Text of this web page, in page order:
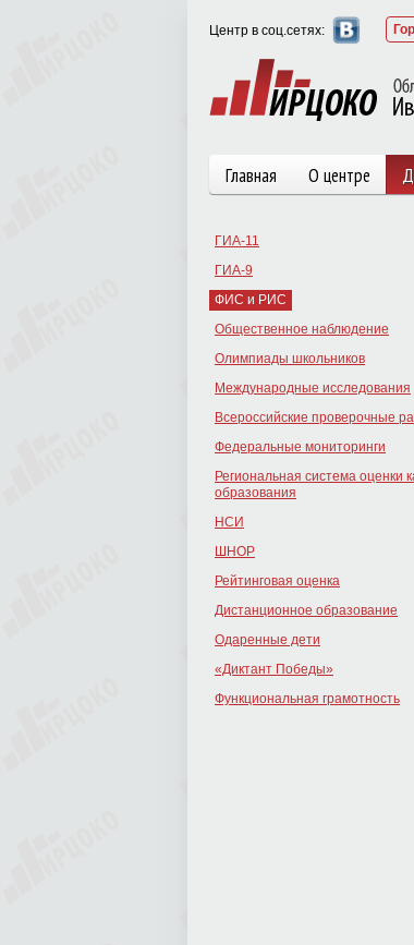
Центр в соц.сетях:
Главная О центре
ГИА-11
ГИА-9
ФИС и РИС
Общественное наблюдение
Олимпиады школьников
Международные исследования
Всероссийские проверочные
Федеральные мониторинги
Региональная система оценки
образования
НСИ
ШНОР
Рейтинговая оценка
Дистанционное образование
Одаренные дети
«Диктант Победы»
Функциональная грамотность